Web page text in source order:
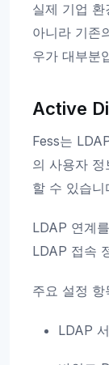
실제 기업
아니라 기존
우가 대부분
Active
Fess는
의 사용자
할 수 있습니
LDAP 연계
LDAP 접속
주요 설정
LDAP